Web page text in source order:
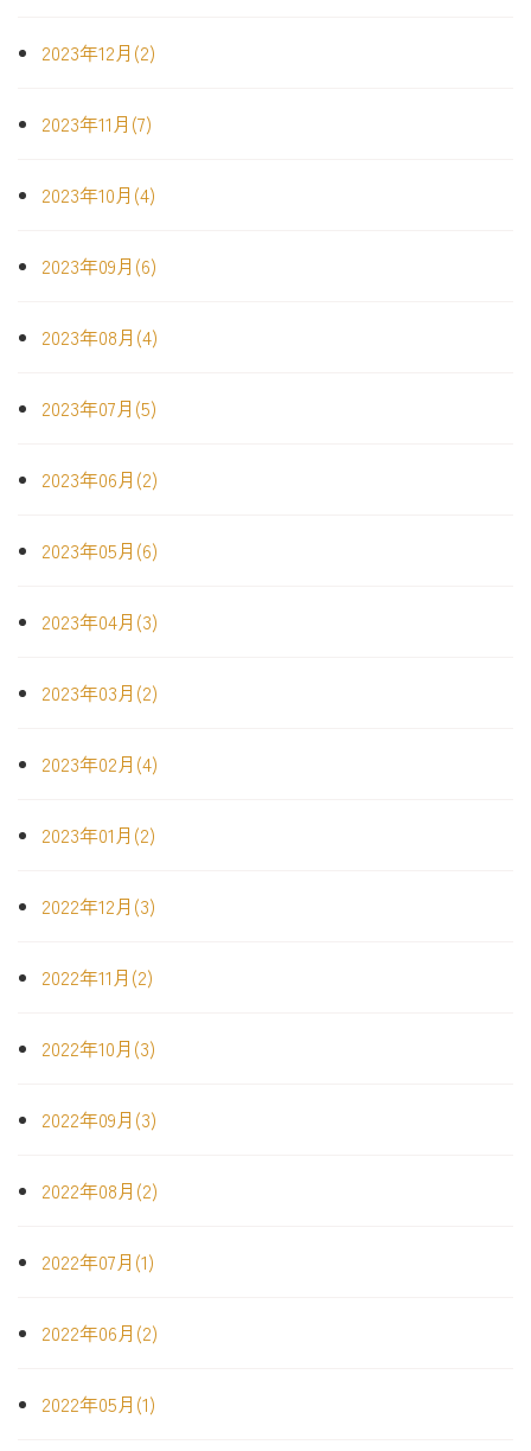
2023年12月(2)
2023年11月(7)
2023年10月(4)
2023年09月(6)
2023年08月(4)
2023年07月(5)
2023年06月(2)
2023年05月(6)
2023年04月(3)
2023年03月(2)
2023年02月(4)
2023年01月(2)
2022年12月(3)
2022年11月(2)
2022年10月(3)
2022年09月(3)
2022年08月(2)
2022年07月(1)
2022年06月(2)
2022年05月(1)